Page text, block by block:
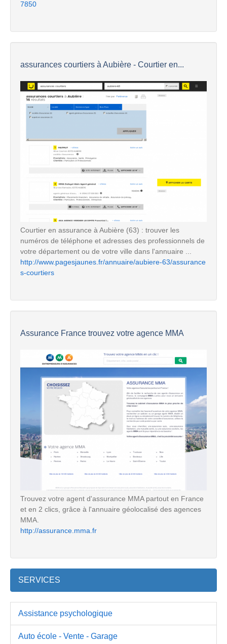
7850
assurances courtiers à Aubière - Courtier en...
Courtier en assurance à Aubière (63) : trouver les
numéros de téléphone et adresses des professionnels de
votre département ou de votre ville dans l'annuaire ...
http://www.pagesjaunes.fr/annuaire/aubiere-63/assurance
s-courtiers
Assurance France trouvez votre agence MMA
Trouvez votre agent d'assurance MMA partout en France
et en 2 clics, grâce à l'annuaire géolocalisé des agences
MMA.
http://assurance.mma.fr
SERVICES
Assistance psychologique
Auto école - Vente - Garage